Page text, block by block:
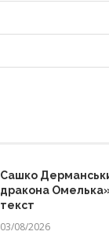
Сашко
дракона
текст
03/08/2026